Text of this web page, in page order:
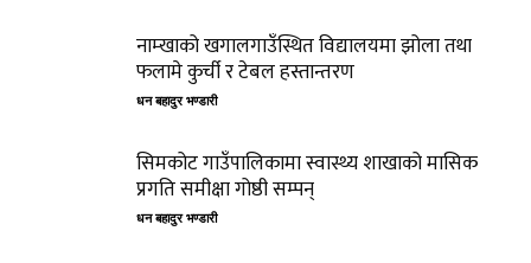
नाम्खाको खगालगाउँस्थित विद्यालयमा झोला तथा
फलामे कुर्ची र टेबल हस्तान्तरण
धन बहादुर भण्डारी
सिमकोट गाउँपालिकामा स्वास्थ्य शाखाको मासिक
प्रगति समीक्षा गोष्ठी सम्पन्
धन बहादुर भण्डारी